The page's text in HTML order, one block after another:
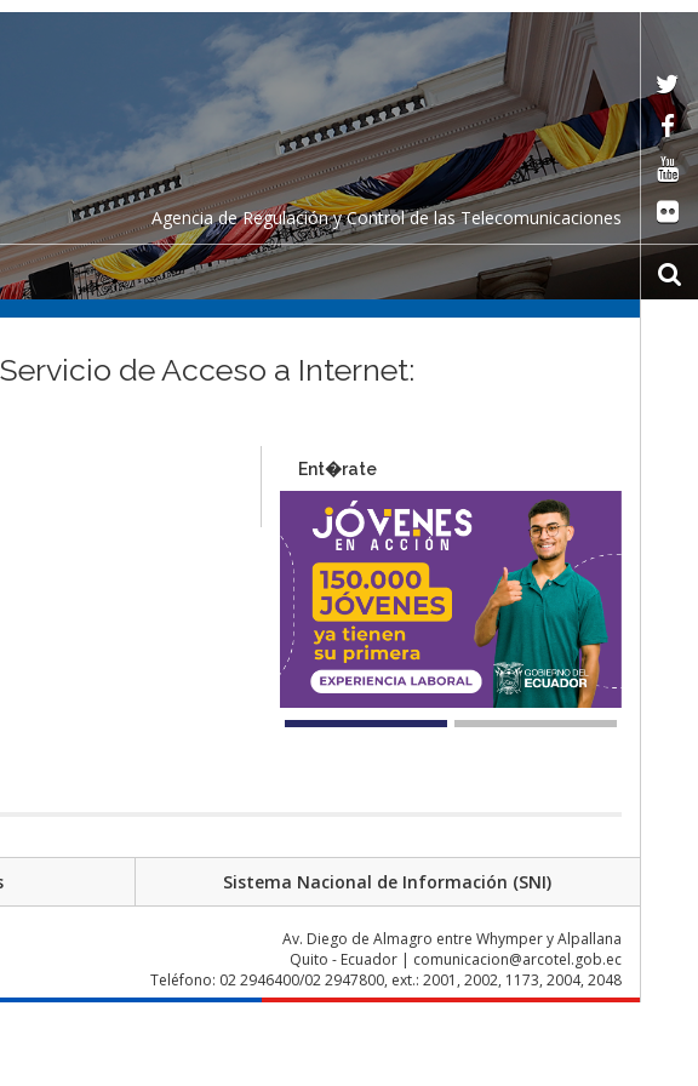
Agencia de Regulación y Control de las Telecomunicaciones
de Acceso a Internet:
Ent�rate
Sistema Nacional de Información (SNI)
Av. Diego de Almagro entre Whymper y Alpallana
Quito - Ecuador | comunicacion@arcotel.gob.ec
Teléfono: 02 2946400/02 2947800, ext.: 2001, 2002, 1173, 2004, 2048